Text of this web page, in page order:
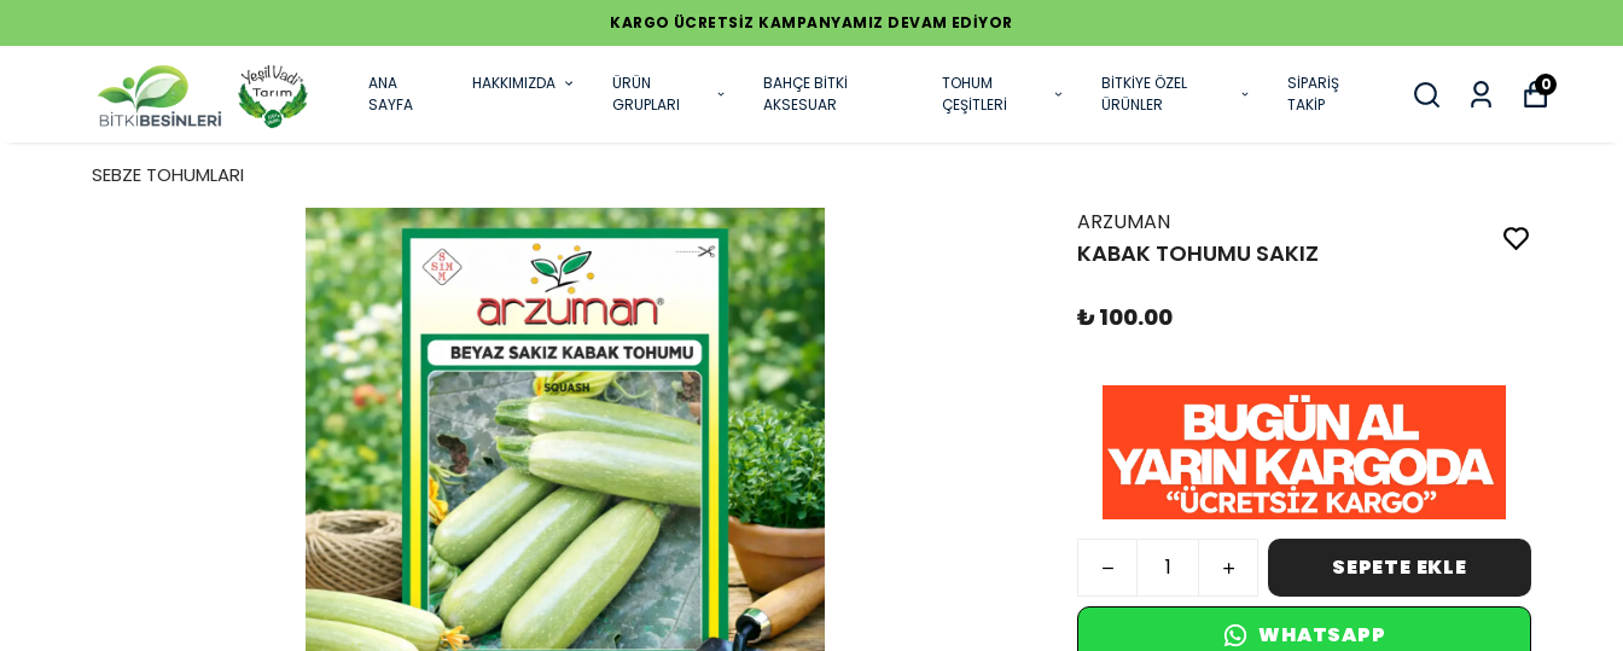
KARGO ÜCRETSİZ KAMPANYAMIZ DEVAM EDİYOR
ANA
SAYFA
HAKKIMIZDA
ÜRÜN
GRUPLARI
BAHÇE BİTKİ
AKSESUAR
TOHUM
ÇEŞİTLERİ
BİTKİYE ÖZEL
ÜRÜNLER
SİPARİŞ
TAKİP
0
SEBZE TOHUMLARI
ARZUMAN
KABAK TOHUMU SAKIZ
₺ 100.00
SEPETE EKLE
WHATSAPP